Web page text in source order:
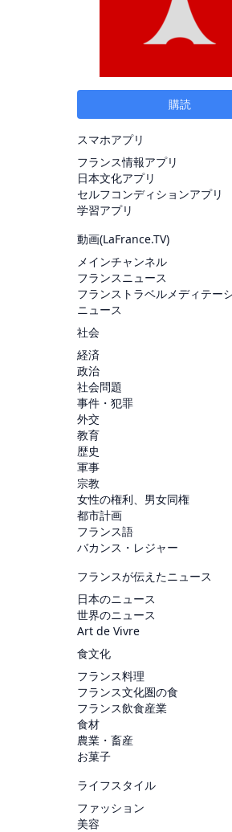
購読
スマホアプリ
フランス情報アプリ
日本文化アプリ
セルフコンディションアプリ
学習アプリ
動画(LaFrance.TV)
メインチャンネル
フランスニュース
フランストラベルメディテー
ニュース
社会
経済
政治
社会問題
事件・犯罪
外交
教育
歴史
軍事
宗教
女性の権利、男女同権
都市計画
フランス語
バカンス・レジャー
フランスが伝えたニュース
日本のニュース
世界のニュース
Art de Vivre
食文化
フランス料理
フランス文化圏の食
フランス飲食産業
食材
農業・畜産
お菓子
ライフスタイル
ファッション
美容